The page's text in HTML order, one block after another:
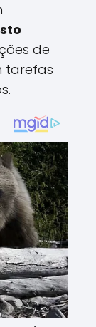
de
tarefas